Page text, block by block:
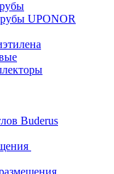
UPONOR
Buderus